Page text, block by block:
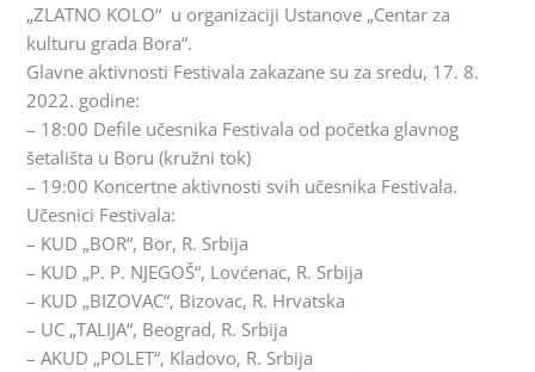
„ZLATNO KOLO“ u organizaciji Ustanove „Centar za
kulturu grada Bora“.
Glavne aktivnosti Festivala zakazane su za sredu, 17. 8.
2022. godine:
– 18:00 Defile učesnika Festivala od početka glavnog
šetališta u Boru (kružni tok)
– 19:00 Koncertne aktivnosti svih učesnika Festivala.
Učesnici Festivala:
– KUD „BOR“, Bor, R. Srbija
– KUD „P. P. NJEGOŠ“, Lovćenac, R. Srbija
– KUD „BIZOVAC“, Bizovac, R. Hrvatska
– UC „TALIJA“, Beograd, R. Srbija
– AKUD „POLET“, Kladovo, R. Srbija